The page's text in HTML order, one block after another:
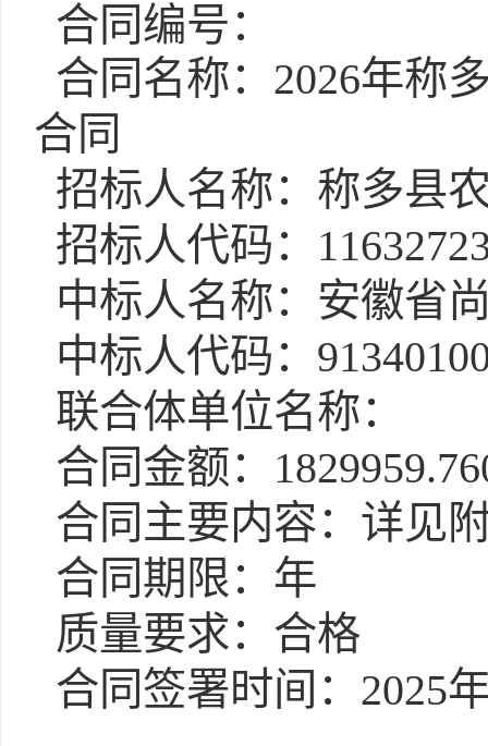
合同编号：
合同名称：2026年称
合同
招标人名称：称多县
招标人代码：
中标人名称：安徽省
中标人代码：
联合体单位名称：
合同金额：
合同主要内容：详见
合同期限：年
质量要求：合格
合同签署时间：2025